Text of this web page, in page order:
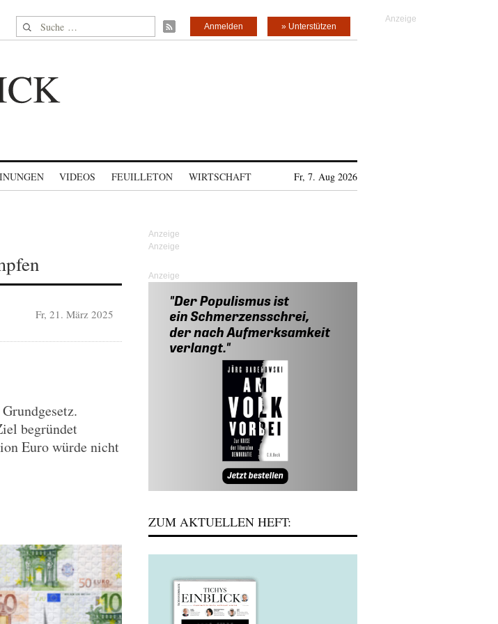
Suche nach: » Unterstützen
Anmelden
VIDEOS FEUILLETON WIRTSCHAFT Fr, 7. Aug 2026
Fr, 21. März 2025
begründet
Euro würde nicht
Anzeige
ZUM AKTUELLEN HEFT: